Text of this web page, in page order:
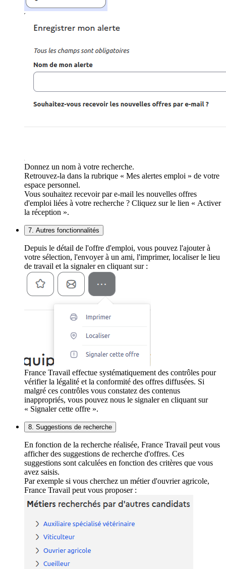
Donnez un nom à votre recherche.
Retrouvez-la dans la rubrique « Mes alertes emploi » de votre
espace personnel.
Vous souhaitez recevoir par e-mail les nouvelles offres
d'emploi liées à votre recherche ? Cliquez sur le lien « Activer
la réception ».
7. Autres fonctionnalités
Depuis le détail de l'offre d'emploi, vous pouvez l'ajouter à
votre sélection, l'envoyer à un ami, l'imprimer, localiser le lieu
de travail et la signaler en cliquant sur :
France Travail effectue systématiquement des contrôles pour
vérifier la légalité et la conformité des offres diffusées. Si
malgré ces contrôles vous constatez des contenus
inappropriés, vous pouvez nous le signaler en cliquant sur
« Signaler cette offre ».
8. Suggestions de recherche
En fonction de la recherche réalisée, France Travail peut vous
afficher des suggestions de recherche d'offres. Ces
suggestions sont calculées en fonction des critères que vous
avez saisis.
Par exemple si vous cherchez un métier d'ouvrier agricole,
France Travail peut vous proposer :